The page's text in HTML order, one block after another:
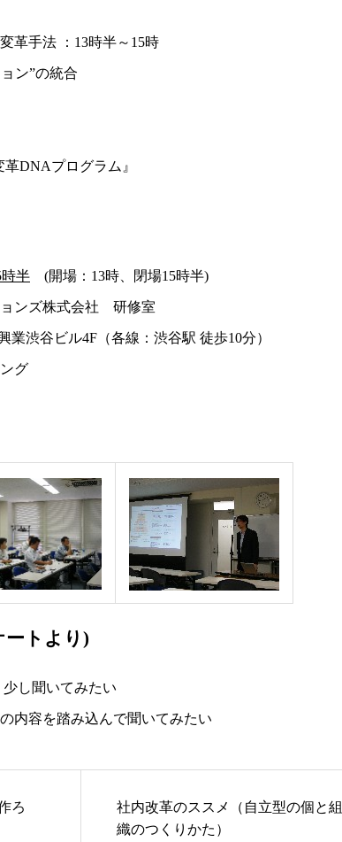
革手法 ：13時半～15時
ン”の統合
DNAプログラム』
時半 (開場：13時、閉場15時半)
ョンズ株式会社 研修室
渋谷ビル4F（各線：渋谷駅 徒歩10分）
グ
ートより)
少し聞いてみたい
内容を踏み込んで聞いてみたい
ろ
社内改革のススメ（自立型の個と組
織のつくりかた）